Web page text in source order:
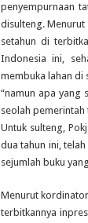
penyempurnaan
disulteng. Menurut
setahun di
Indonesia ini,
membuka lahan di
“namun apa yang
seolah pemerintah
Untuk sulteng,
dua tahun ini,
sejumlah buku
Menurut
terbitkannya